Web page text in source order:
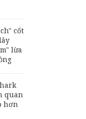
cốt
lừa
quan
hơn